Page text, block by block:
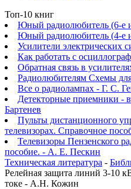
Топ-10 книг
Юный радиолюбитель (6-е
Юный радиолюбитель (4-е
Усилители электрических
Как работать с
Обратная связь в
Радиолюбителям Схемы
Все о радиолампах - Г. С.
Детекторные приемники -
Бартенев
Пульты дистанционного
телевизорах. Справочное
Телевизоры Пензенского
пособие. - А. Е. Пескин
Техническая литература -
Релейная защита линий 3-10
токе - А.Н. Кожин